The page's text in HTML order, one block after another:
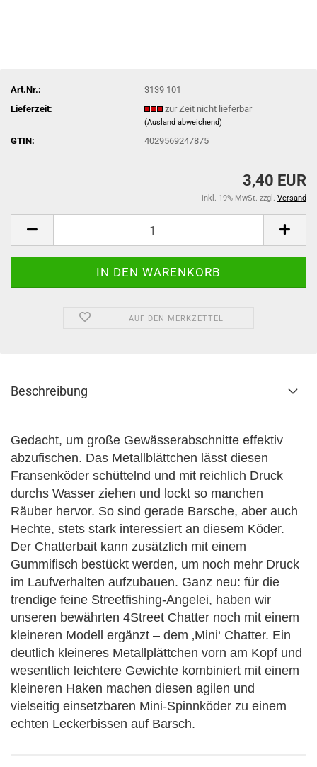
Art.Nr.:
3139 101
Lieferzeit:
zur Zeit nicht lieferbar
(Ausland abweichend)
GTIN: 4029569247875
3,40 EUR
inkl. 19% MwSt. zzgl. Versand
AUF DEN MERKZETTEL
Beschreibung
Gedacht, um große Gewässerabschnitte effektiv
abzufischen. Das Metallblättchen lässt diesen
Fransenköder schüttelnd und mit reichlich Druck
durchs Wasser ziehen und lockt so manchen
Räuber hervor. So sind gerade Barsche, aber auch
Hechte, stets stark interessiert an diesem Köder.
Der Chatterbait kann zusätzlich mit einem
Gummifisch bestückt werden, um noch mehr Druck
im Laufverhalten aufzubauen. Ganz neu: für die
trendige feine Streetfishing-Angelei, haben wir
unseren bewährten 4Street Chatter noch mit einem
kleineren Modell ergänzt – dem ‚Mini‘ Chatter. Ein
deutlich kleineres Metallplättchen vorn am Kopf und
wesentlich leichtere Gewichte kombiniert mit einem
kleineren Haken machen diesen agilen und
vielseitig einsetzbaren Mini-Spinnköder zu einem
echten Leckerbissen auf Barsch.